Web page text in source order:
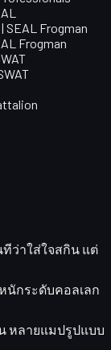
SEAL Frogman
Frogman
ว่าใส่ใจสกิน แต่
นักระดับคอลเลก
หลายแมปรูปแบบ